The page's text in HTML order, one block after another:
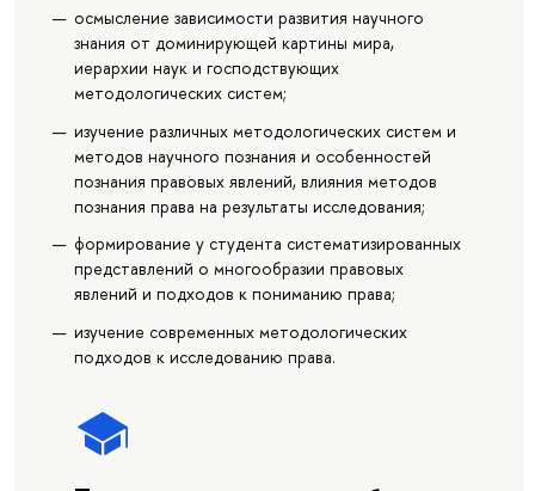
осмысление зависимости развития научного
знания от доминирующей картины мира,
иерархии наук и господствующих
методологических систем;
изучение различных методологических систем и
методов научного познания и особенностей
познания правовых явлений, влияния методов
познания права на результаты исследования;
формирование у студента систематизированных
представлений о многообразии правовых
явлений и подходов к пониманию права;
изучение современных методологических
подходов к исследованию права.